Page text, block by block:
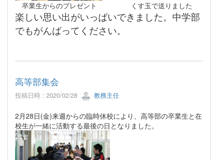
卒業生からのプレゼント くす玉で送りました
楽しい思い出がいっぱいできました。中学部
でもがんばってください。
高等部集会
投稿日時 : 2020/02/28 教務主任
2月28日(金)来週からの臨時休校により、高等部の卒業生と在
校生が一緒に活動する最後の日となりました。